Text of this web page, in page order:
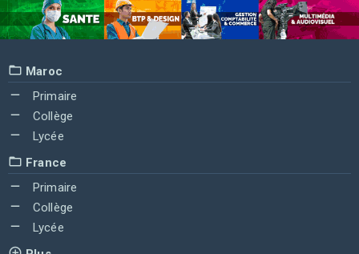
Maroc
Primaire
Collège
Lycée
France
Primaire
Collège
Lycée